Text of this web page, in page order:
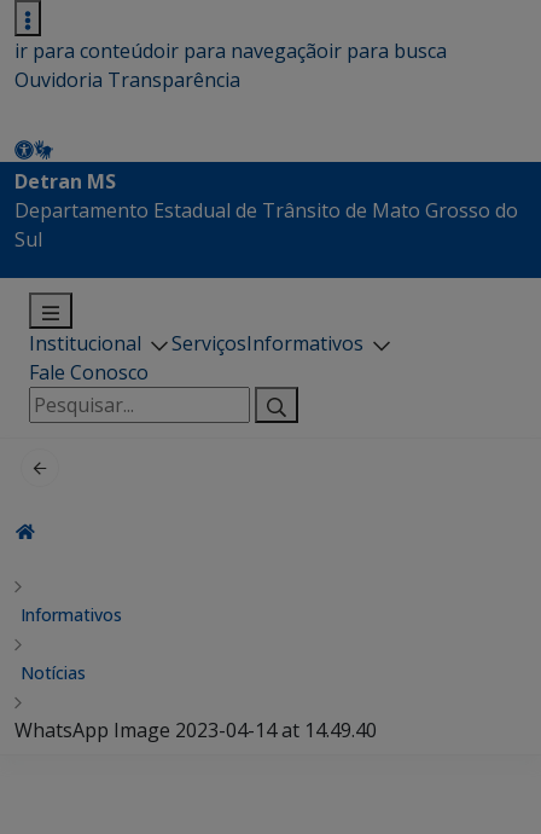
ir para conteúdoir para navegaçãoir para busca
Ouvidoria Transparência
Detran MS
Departamento Estadual de Trânsito de Mato Grosso do
Sul
Institucional ServiçosInformativos
Fale Conosco
Pesquisar
por:
Informativos
Notícias
WhatsApp Image 2023-04-14 at 14.49.40